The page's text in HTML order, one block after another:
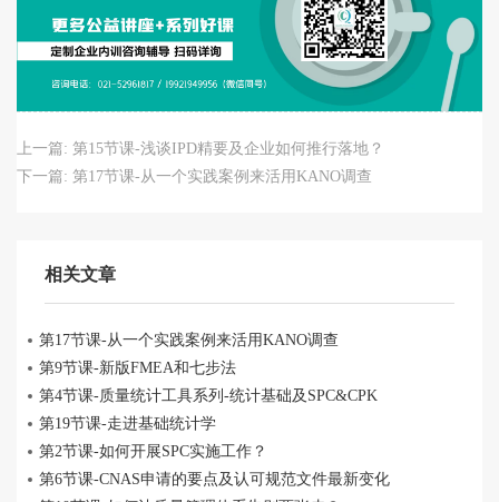
上一篇: 第15节课-浅谈IPD精要及企业如何推行落地？
下一篇: 第17节课-从一个实践案例来活用KANO调查
相关文章
第17节课-从一个实践案例来活用KANO调查
第9节课-新版FMEA和七步法
​第4节课-质量统计工具系列-统计基础及SPC&CPK
第19节课-走进基础统计学
第2节课-如何开展SPC实施工作？
第6节课-CNAS申请的要点及认可规范文件最新变化